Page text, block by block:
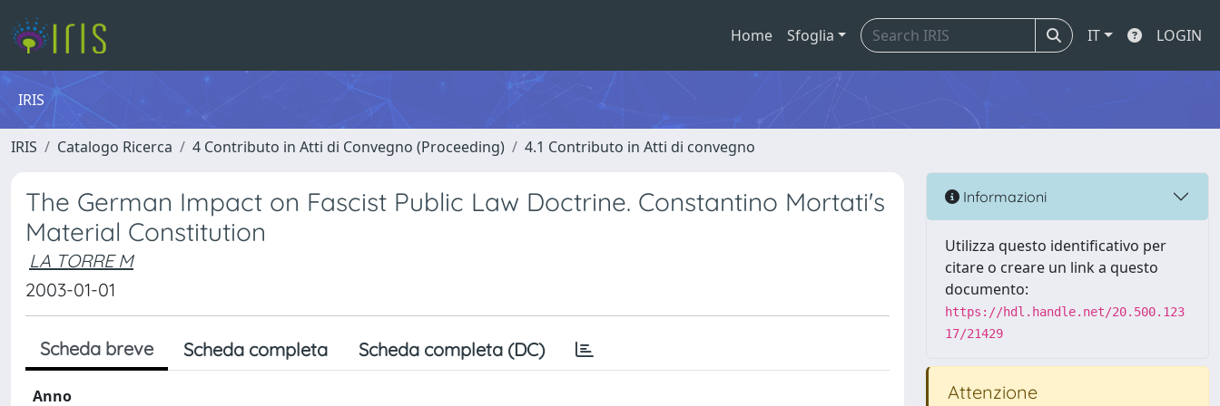
Home Sfoglia IT LOGIN
IRIS
IRIS Catalogo Ricerca 4 Contributo in Atti di Convegno (Proceeding) 4.1 Contributo in Atti di convegno
The German Impact on Fascist Public Law Doctrine. Constantino Mortati's
Material Constitution
LA TORRE M
2003-01-01
Scheda breve Scheda completa Scheda completa (DC)
Anno
Informazioni
Utilizza questo identificativo per
citare o creare un link a questo
documento:
https://hdl.handle.net/20.500.123
17/21429
Attenzione